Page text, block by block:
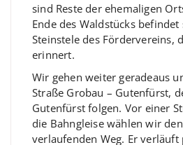
sind Reste der ehemaligen
Ende des Waldstücks
Steinstele des Fördervereins,
erinnert.
Wir gehen weiter geradeaus
Straße Grobau – Gutenfürst,
Gutenfürst folgen. Vor einer
die Bahngleise wählen wir
verlaufenden Weg. Er verläuft